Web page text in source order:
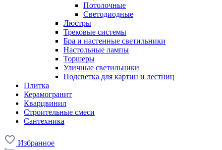
Потолочные
Светодиодные
Люстры
Трековые системы
Бра и настенные светильники
Настольные лампы
Торшеры
Уличные светильники
Подсветка для картин и лестниц
Плитка
Керамогранит
Кварцвинил
Строительные смеси
Сантехника
Избранное